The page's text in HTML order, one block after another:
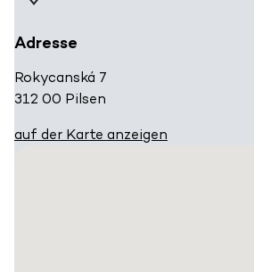
Adresse
Rokycanská 7
312 00 Pilsen
auf der Karte anzeigen